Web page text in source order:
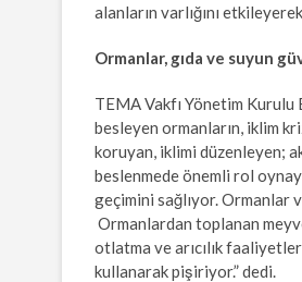
alanların varlığını
Ormanlar, gıda ve suyun
TEMA Vakfı Yönetim Kurulu
besleyen ormanların, iklim
koruyan, iklimi düzenleyen;
beslenmede önemli rol
geçimini sağlıyor. Ormanlar
Ormanlardan toplanan
otlatma ve arıcılık
kullanarak pişiriyor.” dedi.